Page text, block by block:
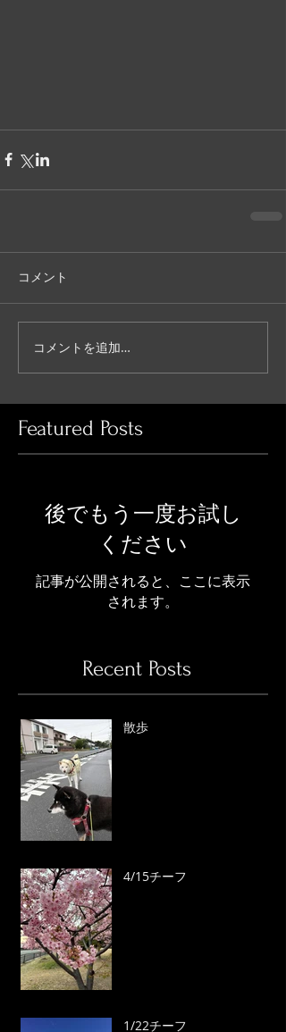
コメント
コメントを追加…
Featured Posts
後でもう一度お試し
ください
記事が公開されると、ここに表示
されます。
Recent Posts
散歩
4/15チーフ
1/22チーフ